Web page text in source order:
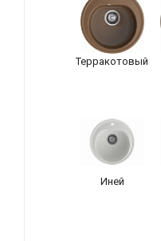
Терракотовый
Иней